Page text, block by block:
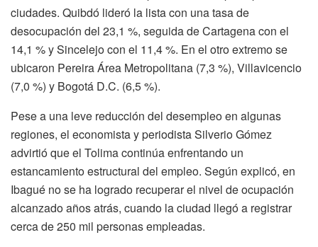
ciudades. Quibdó lideró la lista con una tasa de
desocupación del 23,1 %, seguida de Cartagena con el
14,1 % y Sincelejo con el 11,4 %. En el otro extremo se
ubicaron Pereira Área Metropolitana (7,3 %), Villavicencio
(7,0 %) y Bogotá D.C. (6,5 %).
Pese a una leve reducción del desempleo en algunas
regiones, el economista y periodista Silverio Gómez
advirtió que el Tolima continúa enfrentando un
estancamiento estructural del empleo. Según explicó, en
Ibagué no se ha logrado recuperar el nivel de ocupación
alcanzado años atrás, cuando la ciudad llegó a registrar
cerca de 250 mil personas empleadas.